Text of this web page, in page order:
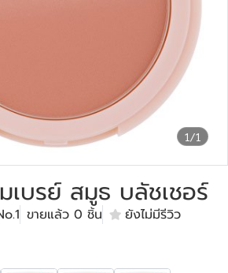
1/1
เบรย์ สมูธ บลัชเชอร์
ขายแล้ว 0 ชิ้น
ยังไม่มีรีวิว